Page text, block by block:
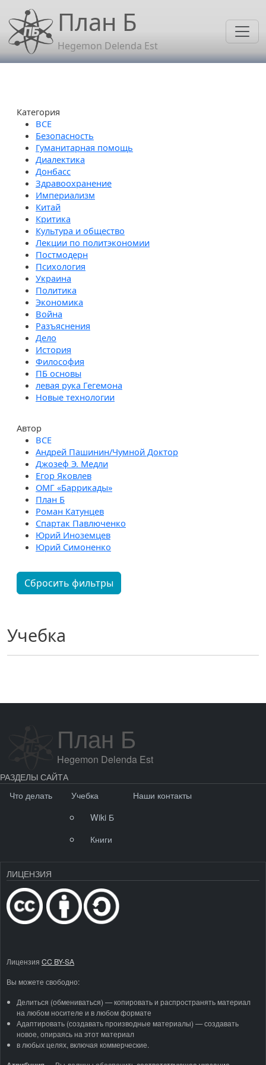
Перейти к основному содержанию
План Б
Hegemon Delenda Est
Учебка
Категория
Безопасность
Гуманитарная помощь
Диалектика
Донбасс
Здравоохранение
Империализм
Китай
Критика
Культура и общество
Лекции по политэкономии
Постмодерн
Психология
Украина
Политика
Экономика
Война
Разъяснения
Дело
История
Философия
ПБ основы
левая рука Гегемона
Новые технологии
Автор
Андрей Пашинин/Чумной Доктор
Джозеф Э. Медли
Егор Яковлев
ОМГ «Баррикады»
План Б
Роман Катунцев
Спартак Павлюченко
Юрий Иноземцев
Юрий Симоненко
Сбросить фильтры
План Б
Hegemon Delenda Est
РАЗДЕЛЫ САЙТА
Что делать
Учебка
Wiki Б
Книги
Наши контакты
ЛИЦЕНЗИЯ
Лицензия CC BY-SA
Вы можете свободно:
Делиться (обмениваться) — копировать и распространять материал
на любом носителе и в любом формате
Адаптировать (создавать производные материалы) — создавать
новое, опираясь на этот материал
в любых целях, включая коммерческие.